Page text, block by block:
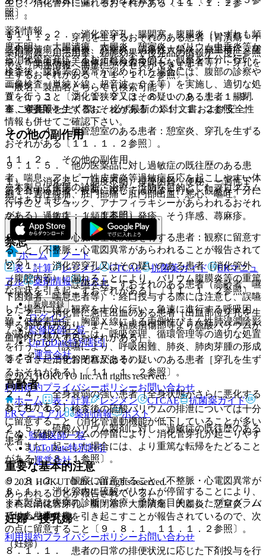
生じ、消化管外に漏れるおそれがある〔１１．１．２参
照〕。
９．１．２． 穿孔を生ずるおそれのある患者（胃潰瘍・十
二指腸潰瘍、虫垂炎、憩室炎、潰瘍性大腸炎、腸重積症、腫
瘍、寄生虫感染、生体組織検査後間もない患者等）：穿孔を
生ずるおそれがある〔１１．１．２参照〕。
９．１．３． 消化管狭窄又はその疑いのある患者：腸閉
塞、穿孔等を生ずるおそれがある〔１１．１．２参照〕。
９．１．４． 腸管憩室のある患者：憩室炎、穿孔を生ずる
おそれがある〔１１．１．２参照〕。
９．１．５． 他の医薬品に対し過敏症の既往歴のある患
者、喘息、アトピー性皮膚炎等過敏症反応を起こしやすい体
質を有する患者：投与に際しては問診を行い、観察を十分に
行うこと（ショック、アナフィラキシーがあらわれるおそれ
がある）〔１１．１．１参照〕。
９．１．６． 心臓に基礎疾患を有する患者：観察に留意す
ること（不整脈・心電図異常があらわれることが報告されて
いる）。
９．１．７． 誤嚥を起こすおそれのある患者（高齢者、嚥
下困難者、喘息患者等）：経口投与する際には注意し、誤嚥
した場合には、観察を十分に行い、急速に進行する呼吸困
難、低酸素血症、胸部Ｘ線による両側性びまん性肺浸潤陰影
が認められた場合には、呼吸管理、循環管理等の適切な処置
を行うこと（誤嚥により、呼吸困難、肺炎、肺肉芽腫の形成
等を引き起こすおそれがある）。
高齢者
９．８．１． 検査後の硫酸バリウムの排泄については十分
に留意すること（消化管運動機能が低下していることが多い
ため、硫酸バリウムの停留により、消化管穿孔が起こりやす
く、また、起こした場合には、より重篤な転帰をたどること
がある）〔８．１参照〕。
９．８．２． 観察に留意すること（不整脈・心電図異常が
あらわれることが報告されている）。
妊婦・授乳婦
（妊婦）
照〕。
１１．１．２． 消化管穿孔、腸閉塞、腹膜炎（いずれも頻
度不明）：大腸潰瘍、大腸炎、憩室炎、バリウム虫垂炎等か
ら消化管穿孔に至るおそれもあるので、観察を十分に行い、
検査後、腹痛等の異常が認められた場合には、腹部の診察や
画像検査（単純Ｘ線、超音波、ＣＴ等）を実施し、適切な処
置を行うこと〔２．１、２．３、８．１、９．１．１−９．
１．４参照〕。
その他の副作用
１１．２． その他の副作用
１）． 消化器：（頻度不明）排便困難、便秘、一過性下
痢・一過性腹痛、肛門部痛・肛門部出血、悪心、嘔吐。
２）． 過敏症：（頻度不明）発疹、そう痒感、蕁麻疹。
禁忌
２．１． 消化管穿孔又はその疑いのある患者［消化管外
（腹腔内等）に漏れることにより、バリウム腹膜炎等の重篤
な症状を引き起こすおそれがある］〔１１．１．２参照〕。
２．２． 消化管に急性出血のある患者［出血部位穿孔を生
ずるおそれがあり、また、粘膜損傷部等より硫酸バリウムが
血管内に侵入するおそれがある］。
２．３． 消化管閉塞又はその疑いのある患者［穿孔を生ず
るおそれがある］〔１１．１．２参照〕。
２．４． 全身衰弱の強い患者［全身状態がさらに悪化する
おそれがある］。
２．５． 硫酸バリウム製剤に対し、過敏症の既往歴のある
患者。
重要な基本的注意
８．１． 消化管内に硫酸バリウムが停留することにより、
まれに消化管穿孔、腸閉塞、大腸潰瘍、大腸炎、憩室炎、バ
リウム虫垂炎等を引き起こすことが報告されているので、次
の点に留意すること〔９．８．１、１１．１．２参照〕。
８．１．１． 患者の日常の排便状況に応じた下剤投与を行
薬剤情報
薬剤写真、用法用量、効能効果や後発品の情報が一度に参照
でき、関連情報へ簡単にアクセスができます。
一般名、製品名どちらでも検索可能！
※ ご使用いただく際に、必ず最新の添付文書および安全性
情報も併せてご確認下さい。
※本製品は疾病の診断・治療・予防を目的としたプログラム
ではありません。
ホーム
ノート
表・計算
レジメン CTCAE 抗菌薬ガイド
ERマニュ
アル
薬剤情報 ポスト
新規登録
ログイン
監修医師一覧
UpToDate特別割引
運営会社
© 2021 HOKUTO Inc. All rights reserved.
利用規約プライバシーポリシーお問い合わせ
ホーム
表・計算 レジメン CTCAE
抗菌薬ガイド
ERマニュアル
薬剤情報 ポスト
監修医師一覧
UpToDate特別割引
運営会社
© 2021 HOKUTO Inc. All rights reserved.
※本製品は疾病の診断・治療・予防を目的としたプログラム
ではありません。
利用規約プライバシーポリシーお問い合わせ